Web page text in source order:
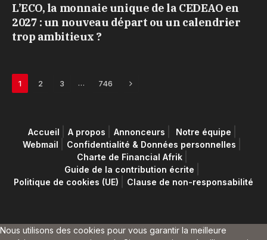
L’ECO, la monnaie unique de la CEDEAO en
2027 : un nouveau départ ou un calendrier
trop ambitieux ?
1 2 3 … 746 Next
Accueil A propos Annonceurs
Notre équipe
Webmail
Confidentialité & Données personnelles
Charte de Financial Afrik
Guide de la contribution écrite
Politique de cookies (UE)
Clause de non-responsabilité
Nous utilisons des cookies pour vous garantir la meilleure